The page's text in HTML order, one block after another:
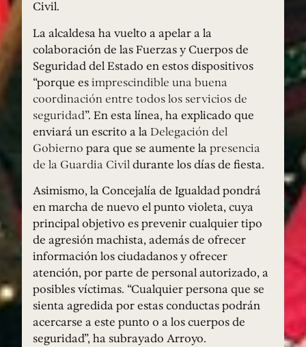
Civil.
La alcaldesa ha vuelto a apelar a la
colaboración de las Fuerzas y Cuerpos de
Seguridad del Estado en estos dispositivos
“porque esimprescindible una buena
coordinación entre todos los servicios de
seguridad”. En esta línea, ha explicado que
enviará un escrito a la Delegación del
Gobierno para que se aumente lapresencia
de la Guardia Civildurante los días de fiesta.
Asimismo, la Concejalía de Igualdad pondrá
en marcha de nuevo el punto violeta, cuya
principal objetivo es prevenir cualquier tipo
de agresión machista, además de ofrecer
información los ciudadanos y ofrecer
atención, por parte de personal autorizado, a
posibles víctimas. “Cualquier persona que se
sienta agredida por estas conductas podrán
acercarse a este punto o a los cuerpos de
seguridad”, ha subrayado Arroyo.